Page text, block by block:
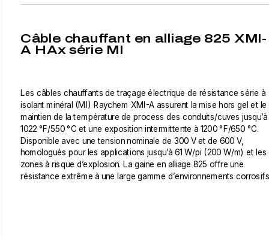
Câble chauffant en alliage 825 XMI-
A HAx série MI
Les câbles chauffants de traçage électrique de résistance série à
isolant minéral (MI) Raychem XMI-A assurent la mise hors gel et le
maintien de la température de process des conduits/cuves jusqu’à
1022 °F/550 °C et une exposition intermittente à 1200 °F/650 °C.
Disponible avec une tension nominale de 300 V et de 600 V,
homologués pour les applications jusqu’à 61 W/pi (200 W/m) et les
zones à risque d’explosion. La gaine en alliage 825 offre une
résistance extrême à une large gamme d’environnements